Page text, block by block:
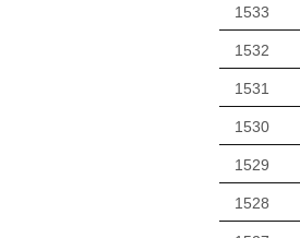
1533
1532
1531
1530
1529
1528